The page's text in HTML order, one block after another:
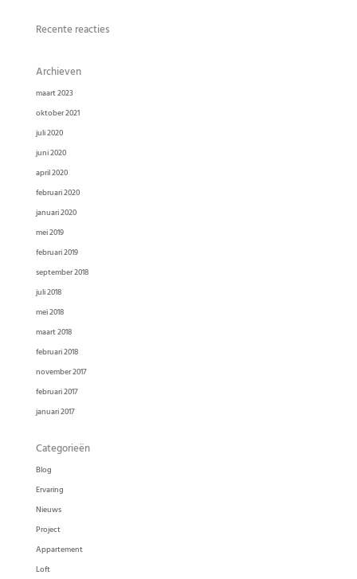
Recente reacties
Archieven
maart 2023
oktober 2021
juli 2020
juni 2020
april 2020
februari 2020
januari 2020
mei 2019
februari 2019
september 2018
juli 2018
mei 2018
maart 2018
februari 2018
november 2017
februari 2017
januari 2017
Categorieën
Blog
Ervaring
Nieuws
Project
Appartement
Loft